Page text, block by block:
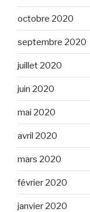
octobre 2020
septembre 2020
juillet 2020
juin 2020
mai 2020
avril 2020
mars 2020
février 2020
janvier 2020